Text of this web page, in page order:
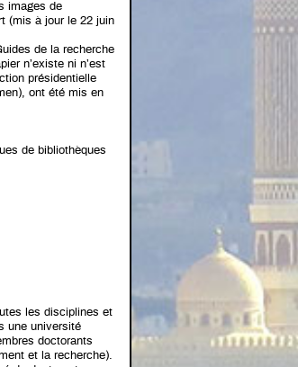
images de
(mis à jour le 22 juin
de la recherche
n’existe ni n’est
présidentielle
ont été mis en
de bibliothèques
les disciplines et
une université
doctorants
et la recherche).